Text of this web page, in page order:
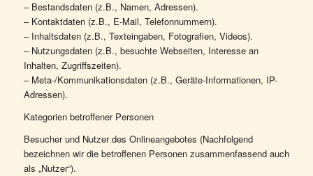
– Bestandsdaten (z.B., Namen, Adressen).
– Kontaktdaten (z.B., E-Mail, Telefonnummern).
– Inhaltsdaten (z.B., Texteingaben, Fotografien, Videos).
– Nutzungsdaten (z.B., besuchte Webseiten, Interesse an
Inhalten, Zugriffszeiten).
– Meta-/Kommunikationsdaten (z.B., Geräte-Informationen, IP-
Adressen).
Kategorien betroffener Personen
Besucher und Nutzer des Onlineangebotes (Nachfolgend
bezeichnen wir die betroffenen Personen zusammenfassend auch
als „Nutzer“).